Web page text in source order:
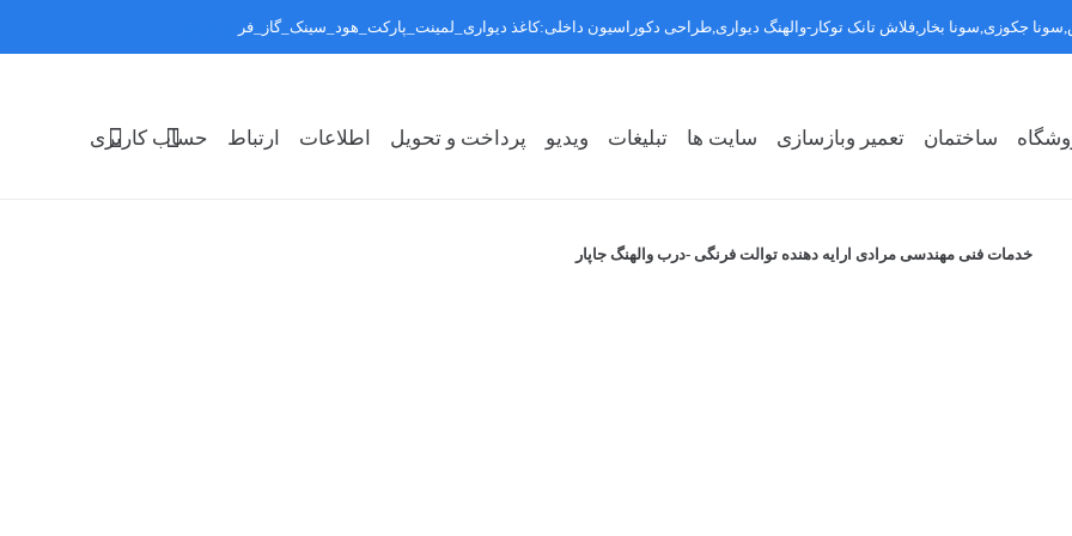
ساختمان تعمیر وبازسازی سایت ها تبلیغات ویدیو پرداخت و تحویل اطلاعات ارتباط حساب کاربری
خدمات فنی مهندسی مرادی ارایه دهنده توالت فرنگی -درب والهنگ جاپار
جکوزی,سونا بخار,فلاش تانک توکار-والهنگ دیواری,طراحی دکوراسیون داخلی:کاغذ دیواری_لمینت_پارکت_هود_سینک_گاز_فر